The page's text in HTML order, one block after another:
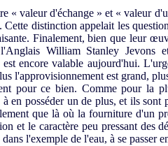
« valeur d'échange » et « valeur
distinction appelait les
Finalement, bien que leur
William Stanley Jevons
encore valable aujourd'hui.
l'approvisionnement est grand,
pour ce bien. Comme pour la
en posséder un de plus, et ils
que là où la fourniture d'un
et le caractère peu pressant des
l'exemple de l'eau, à se passer